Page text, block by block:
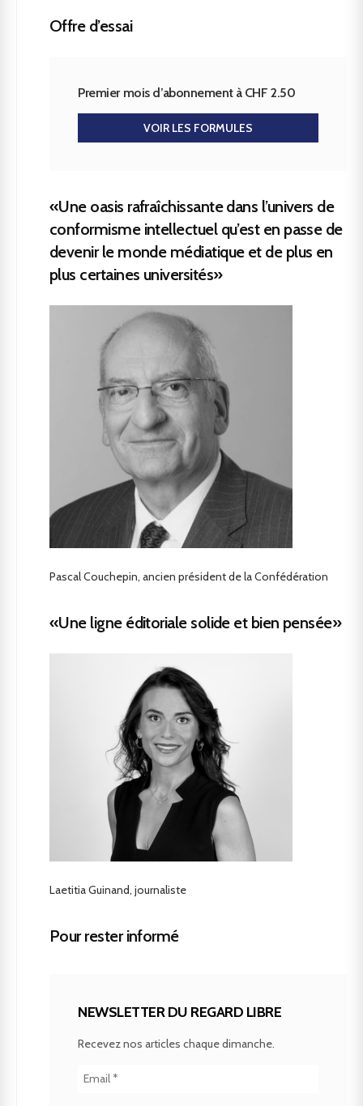
Offre d’essai
Premier mois d’abonnement à CHF 2.50
VOIR LES FORMULES
«Une oasis rafraîchissante dans l’univers de
conformisme intellectuel qu’est en passe de
devenir le monde médiatique et de plus en
plus certaines universités»
Pascal Couchepin, ancien président de la Confédération
«Une ligne éditoriale solide et bien pensée»
Laetitia Guinand, journaliste
Pour rester informé
NEWSLETTER DU REGARD LIBRE
Recevez nos articles chaque dimanche.